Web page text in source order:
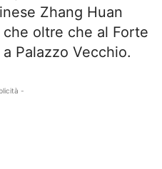
Zhang Huan
che oltre che al Forte
Palazzo Vecchio.
-